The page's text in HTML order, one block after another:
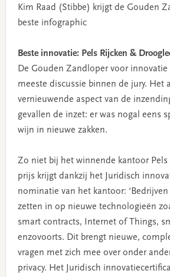
Kim Raad (Stibbe) krijgt de Gouden
beste infographic
Beste innovatie: Pels Rijcken &
De Gouden Zandloper voor innovatie
meeste discussie binnen de jury. Het
vernieuwende aspect van de
gevallen de inzet: er was nogal eens
wijn in nieuwe zakken.
Zo niet bij het winnende kantoor Pels
prijs krijgt dankzij het Juridisch
nominatie van het kantoor:
zetten in op nieuwe technologieën
smart contracts, Internet of Things,
enzovoorts. Dit brengt nieuwe,
vragen met zich mee over onder
privacy. Het Juridisch